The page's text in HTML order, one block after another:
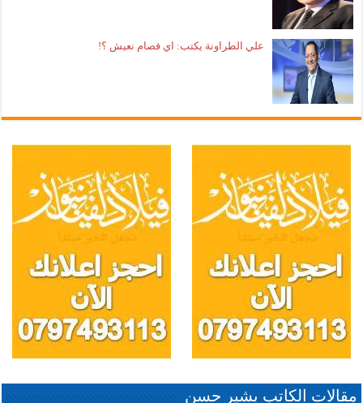
علي الطراونة يكتب: اي فصام نعيش ؟!
مقالات الكاتب بشير حسن